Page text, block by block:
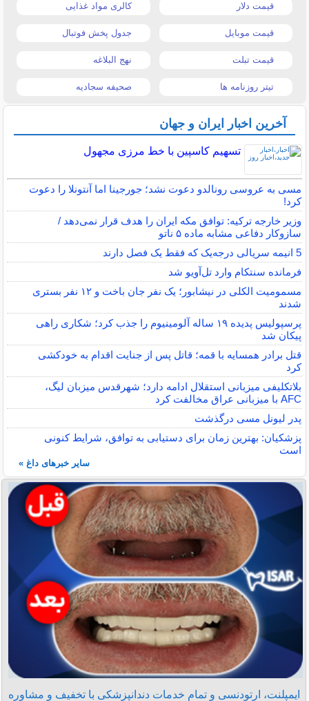
قیمت دلار کالری مواد غذایی
قیمت موبایل جدول پخش فوتبال
قیمت تبلت نهج البلاغه
تیتر روزنامه ها صحیفه سجادیه
آخرین اخبار ایران و جهان
تسهیم کاسپین با خط مرزی مجهول
مسی به عروسی رونالدو دعوت نشد؛ جورجینا اما آنتونلا را دعوت
کرد!
وزیر خارجه ترکیه: توافق مکه ایران را هدف قرار نمی‌دهد /
سازوکار دفاعی مشابه ماده ۵ ناتو
5 انیمه سریالی درجه‌یک که فقط یک فصل دارند
فرمانده سنتکام وارد تل‌آویو شد
مسمومیت الکلی در نیشابور؛ یک نفر جان باخت و ۱۲ نفر بستری
شدند
پرسپولیس پدیده ۱۹ ساله آلومینیوم را جذب کرد؛ شکاری راهی
پیکان شد
قتل برادر همسایه با قمه؛ قاتل پس از جنایت اقدام به خودکشی
کرد
بلاتکلیفی میزبانی استقلال ادامه دارد؛ شهرقدس میزبان لیگ،
AFC با میزبانی عراق مخالفت کرد
پدر لیونل مسی درگذشت
پزشکیان: بهترین زمان برای دستیابی به توافق، شرایط کنونی
است
سایر خبرهای داغ »
ایمپلنت، ارتودنسی و تمام خدمات دندانپزشکی با تخفیف و مشاوره